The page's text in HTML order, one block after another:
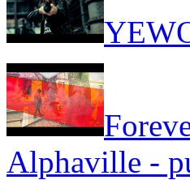
Alphaville -